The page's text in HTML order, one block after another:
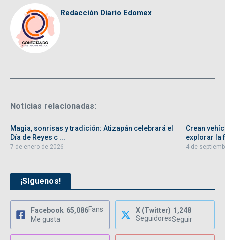
Redacción Diario Edomex
Noticias relacionadas:
Magia, sonrisas y tradición: Atizapán celebrará el
Día de Reyes c ...
7 de enero de 2026
Crean
explorar la
4 de
¡Síguenos!
Facebook 65,086Fans
Me gusta
X (Twitter) 1,248
SeguidoresSeguir